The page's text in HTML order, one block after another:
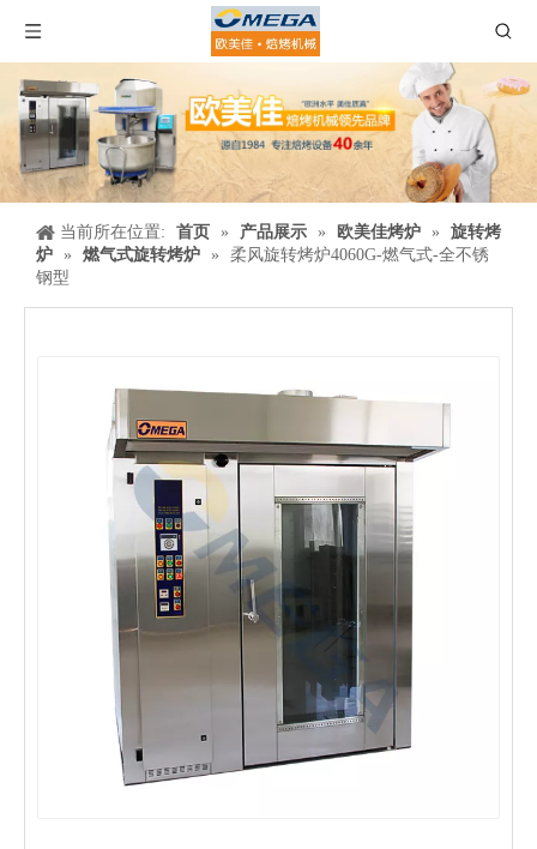
当前所在位置: 首页 » 产品展示 » 欧美佳烤炉 »
旋转烤
炉 » 燃气式旋转烤炉 »
柔风旋转烤炉4060G-燃气式-全不锈
钢型